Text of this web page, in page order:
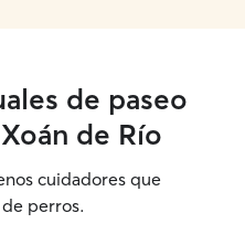
de paseo
de Río
cuidadores que
perros.